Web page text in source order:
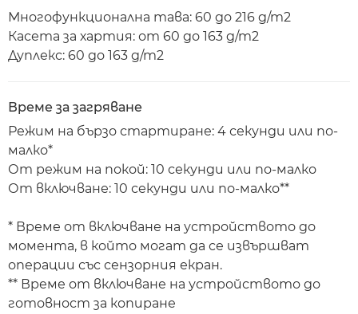
Многофункционална тава: 60 до 216 g/m2
Касета за хартия: от 60 до 163 g/m2
Дуплекс: 60 до 163 g/m2
Време за загряване
Режим на бързо стартиране: 4 секунди или по-
малко*
От режим на покой: 10 секунди или по-малко
От включване: 10 секунди или по-малко**
* Време от включване на устройството до
момента, в който могат да се извършват
операции със сензорния екран.
** Време от включване на устройството до
готовност за копиране